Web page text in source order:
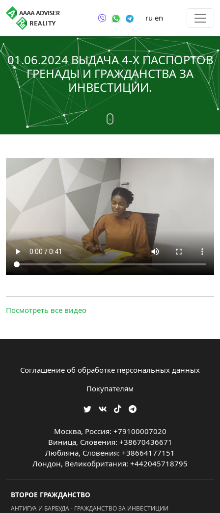
ru en
01.06.2024 ВЫДАЧА 4-Х ПАСПОРТОВ
ГРЕНАДЫ И ГРАЖДАНСТВА ЗА
ИНВЕСТИЦИИ.
Посмотреть все видео
Соглашение об обработке персональных данных
Покупателям
Москва, Россия: +79100007020
Виница, Словения: +38670436671
Любляна, Словения: +38664177151
Лондон, Великобритания: +442045718795
ВТОРОЕ ГРАЖДАНСТВО
АНТИГУА И БАРБУДА - ГРАЖДАНСТВО ЗА ИНВЕСТИЦИИ